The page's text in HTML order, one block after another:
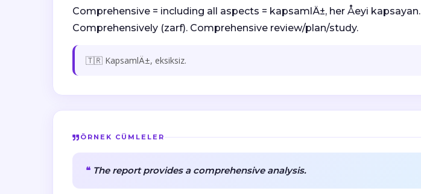
Comprehensive = including all aspects = kapsamlÄ±, her Åeyi kapsayan.
Comprehensively (zarf). Comprehensive review/plan/study.
🇹🇷 KapsamlÄ±, eksiksiz.
ÖRNEK CÜMLELER
The report provides a comprehensive analysis.